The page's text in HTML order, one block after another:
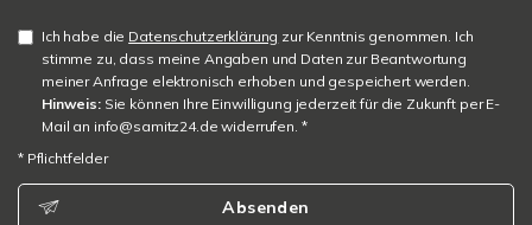
Ich habe die Datenschutzerklärung zur Kenntnis genommen. Ich
stimme zu, dass meine Angaben und Daten zur Beantwortung
meiner Anfrage elektronisch erhoben und gespeichert werden.
Hinweis:Sie können Ihre Einwilligung jederzeit für die Zukunft per E-
Mail an info@samitz24.de widerrufen. *
* Pflichtfelder
Absenden